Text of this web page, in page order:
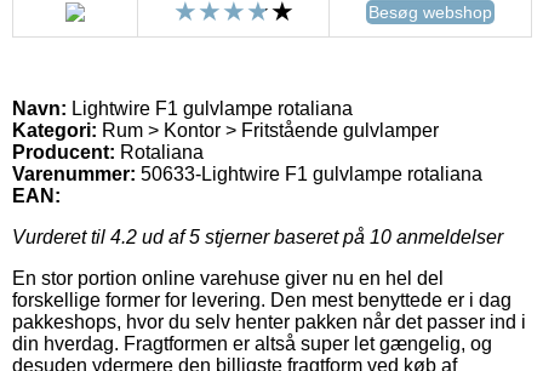
Besøg webshop
Navn: Lightwire F1 gulvlampe rotaliana
Kategori: Rum > Kontor > Fritstående gulvlamper
Producent: Rotaliana
Varenummer: 50633-Lightwire F1 gulvlampe rotaliana
EAN:
Vurderet til 4.2 ud af 5 stjerner baseret på 10 anmeldelser
En stor portion online varehuse giver nu en hel del
forskellige former for levering. Den mest benyttede er i dag
pakkeshops, hvor du selv henter pakken når det passer ind i
din hverdag. Fragtformen er altså super let gængelig, og
desuden ydermere den billigste fragtform ved køb af